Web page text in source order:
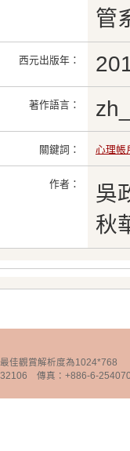
管
西元出版年：
著作語言：
關鍵詞： 心理帳
作者：
吳
秋
佳觀賞解析度為1024*768
傳真：+886-6-